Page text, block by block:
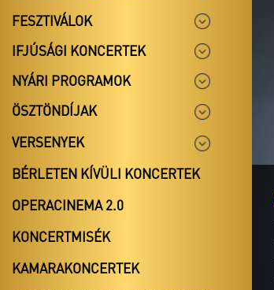
FESZTIVÁLOK
IFJÚSÁGI KONCERTEK
NYÁRI PROGRAMOK
ÖSZTÖNDÍJAK
VERSENYEK
BÉRLETEN KÍVÜLI KONCERTEK
OPERACINEMA 2.0
KONCERTMISÉK
KAMARAKONCERTEK